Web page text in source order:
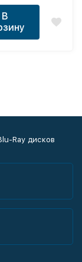
В
Ray дисков